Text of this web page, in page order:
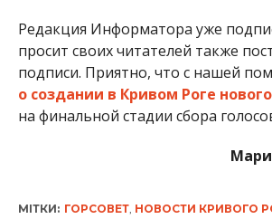
Редакция Информатора уже
просит своих читателей также
подписи. Приятно, что с нашей
о создании в Кривом Роге
на финальной стадии сбора
МІТКИ: ГОРСОВЕТ, НОВОСТИ КРИВОГО